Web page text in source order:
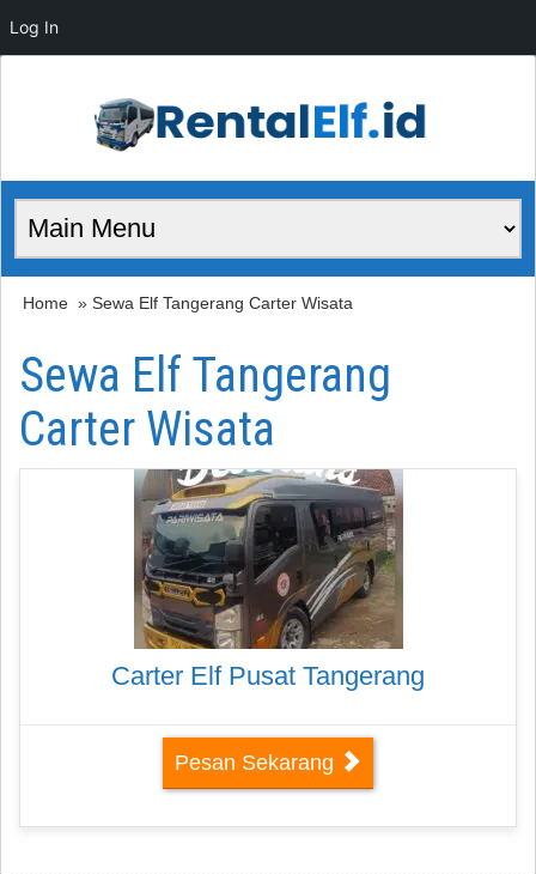
Home » Sewa Elf Tangerang Carter Wisata
Sewa Elf Tangerang
Carter Wisata
Carter Elf Pusat Tangerang
Pesan Sekarang
Log In